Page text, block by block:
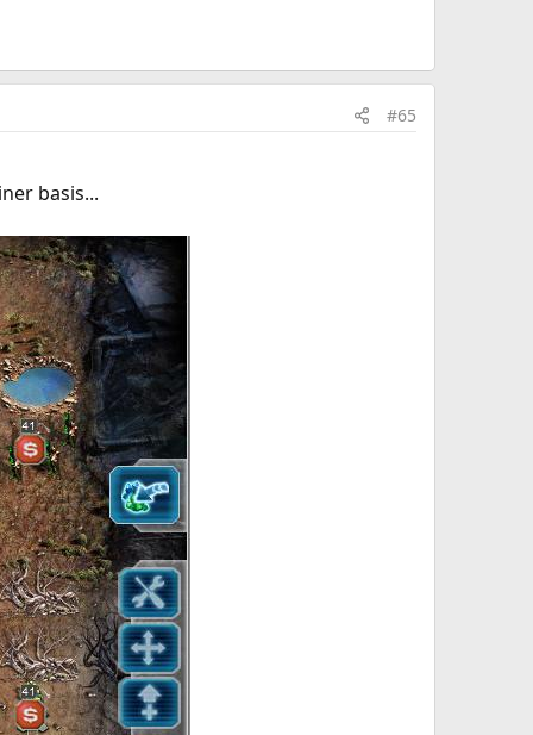
#65
basis...